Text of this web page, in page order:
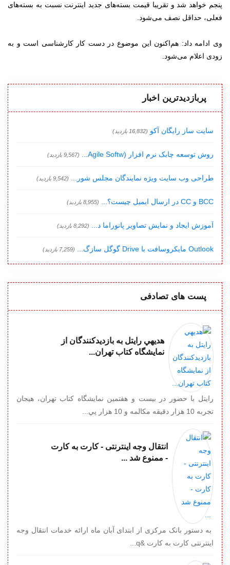
پنجم خواهد شد و تقریبا قیمت بسته‌های جدید اینترنت نسبت به بسته‌های
فعلی، حداقل نصف می‌شود.
وی ادامه داد: هم‌اکنون این موضوع در دست کار کارشناسی است و به
زودی اعلام می‌شود.
پربازدیدترین اخبار
سایت ساز رایگان آکو (16,832 بازدید)
روش توسعه چابک نرم افزار (Agile Softw... (9,567 بازدید)
طراحی وب سایت ویژه نمایندگان مجلس شور... (9,542 بازدید)
BCC و CC در ارسال ایمیل چیست؟... (8,955 بازدید)
آموزش ایجاد و نمایش تصاویر پانوراما د... (8,292 بازدید)
Outlook مایکروسافت با Drive گوگل سازگ... (7,259 بازدید)
پست های تصادفی
هديه‎ي رايتل به بازديدکنندگان از
نمايشگاه کتاب تهران...
رايتل با حضور در بيست و هفتمين نمايشگاه کتاب تهران، هيجان
تجربه 10 هزار دقيقه مکالمه و 10 هزار پي...
انتقال وجه اینترنتی - کارت به کارت
- ممنوع شد ...
به دستور بانک مرکزی از ابتدای آبان ماه ارائه خدمات انتقال وجه
اینترنتی کارت به کارت &q...